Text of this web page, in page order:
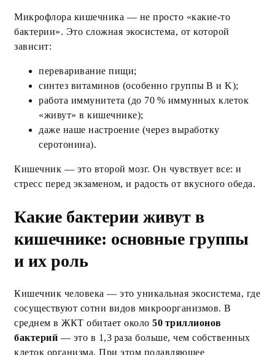
Микрофлора кишечника — не просто «какие‑то
бактерии». Это сложная экосистема, от которой
зависит:
переваривание пищи;
синтез витаминов (особенно группы B и K);
работа иммунитета (до 70 % иммунных клеток
«живут» в кишечнике);
даже наше настроение (через выработку
серотонина).
Кишечник — это второй мозг. Он чувствует все: и
стресс перед экзаменом, и радость от вкусного обеда.
Какие бактерии живут в
кишечнике: основные группы
и их роль
Кишечник человека — это уникальная экосистема, где
сосуществуют сотни видов микроорганизмов. В
среднем в ЖКТ обитает около 50 триллионов
бактерий — это в 1,3 раза больше, чем собственных
клеток организма. При этом подавляющее